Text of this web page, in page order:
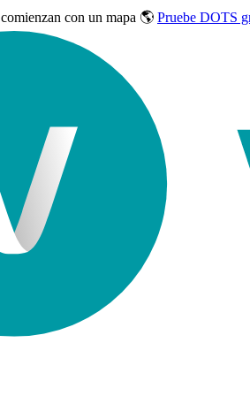
comienzan con un mapa 🌎 Pruebe DOTS